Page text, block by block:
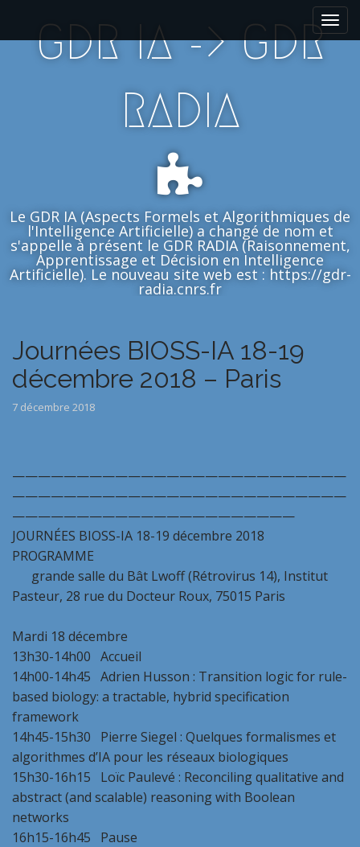
i
GDR IA -> GDR
RADIA
Le GDR IA (Aspects Formels et Algorithmiques de
l'Intelligence Artificielle) a changé de nom et
s'appelle à présent le GDR RADIA (Raisonnement,
Apprentissage et Décision en Intelligence
Artificielle). Le nouveau site web est : https://gdr-
radia.cnrs.fr
Journées BIOSS-IA 18-19
décembre 2018 – Paris
7 décembre 2018
——————————————————————————
——————————————————————————
——————————————————————
JOURNÉES BIOSS-IA 18-19 décembre 2018
PROGRAMME
grande salle du Bât Lwoff (Rétrovirus 14), Institut
Pasteur, 28 rue du Docteur Roux, 75015 Paris
Mardi 18 décembre
13h30-14h00 Accueil
14h00-14h45 Adrien Husson : Transition logic for rule-
based biology: a tractable, hybrid specification
framework
14h45-15h30 Pierre Siegel : Quelques formalismes et
algorithmes d’IA pour les réseaux biologiques
15h30-16h15 Loïc Paulevé : Reconciling qualitative and
abstract (and scalable) reasoning with Boolean
networks
16h15-16h45 Pause